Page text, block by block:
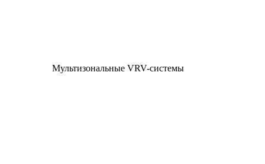
Мультизональные VRV-системы